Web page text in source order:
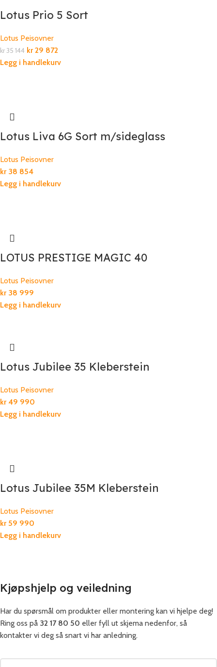
Lotus Prio 5 Sort
Lotus Peisovner
kr35 144 kr29 872
Legg i handlekurv
Lotus Liva 6G Sort m/sideglass
Lotus Peisovner
kr38 854
Legg i handlekurv
LOTUS PRESTIGE MAGIC 40
Lotus Peisovner
kr38 999
Legg i handlekurv
Lotus Jubilee 35 Kleberstein
Lotus Peisovner
kr49 990
Legg i handlekurv
Lotus Jubilee 35M Kleberstein
Lotus Peisovner
kr59 990
Legg i handlekurv
Kjøpshjelp og veiledning
Har du spørsmål om produkter eller montering kan vi hjelpe deg!
Ring oss på 32 17 80 50 eller fyll ut skjema nedenfor, så
kontakter vi deg så snart vi har anledning.